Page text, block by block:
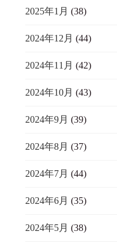
2025年1月 (38)
2024年12月 (44)
2024年11月 (42)
2024年10月 (43)
2024年9月 (39)
2024年8月 (37)
2024年7月 (44)
2024年6月 (35)
2024年5月 (38)